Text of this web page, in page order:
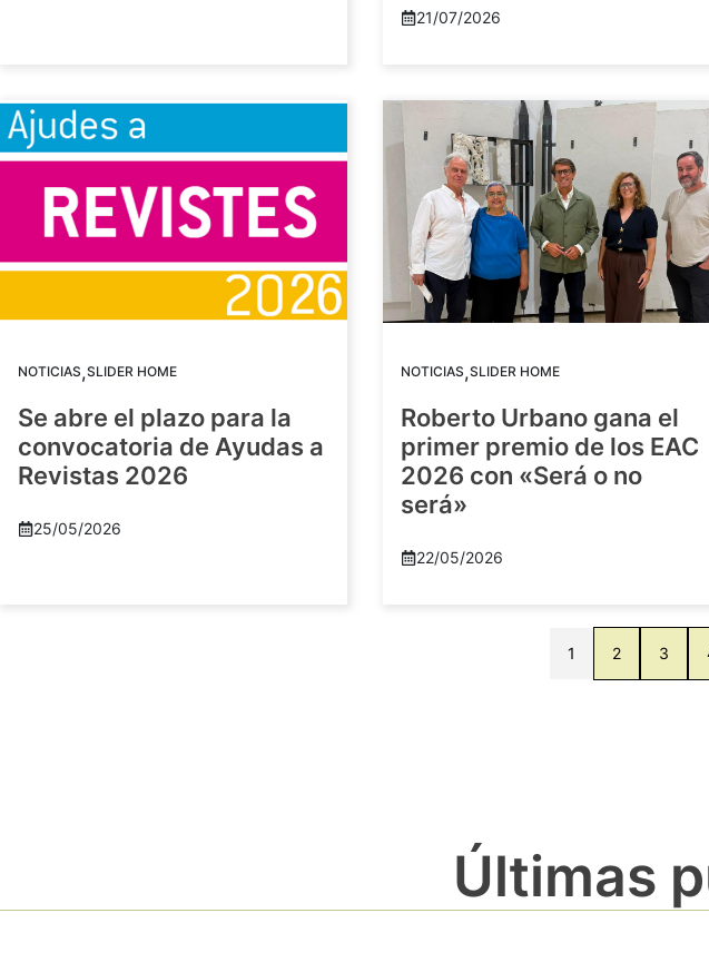
21/07/2026
NOTICIAS,SLIDER HOME
Se abre el plazo para la
convocatoria de Ayudas a
Revistas 2026
25/05/2026
NOTICIAS,SLIDER HOME
Roberto Urbano gana el
primer premio de los EAC
2026 con «Será o no
será»
22/05/2026
1 2 3
Últimas